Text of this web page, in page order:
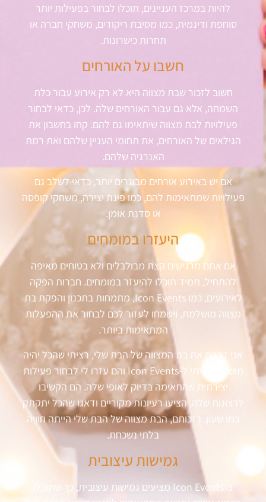
להיות במרכז העניינים, תוכלו לבחור בפעילות יותר
סוחפת ודינמית, כמו מסיבת ריקודים, משחקי חברה או
תחרות כישרונות.
חשבו על האורחים
חשוב לזכור שבת מצווה היא לא רק אירוע עבור כלת
השמחה, אלא גם עבור האורחים שלה. לכן, כדאי לבחור
פעילויות לבת מצווה שיתאימו גם להם. קחו בחשבון את
הגילאים של האורחים, את תחומי העניין שלהם ואת רמת
האנרגיה שלהם.
אם יש באירוע אורחים מבוגרים יותר, כדאי לשלב גם
פעילויות שמתאימות להם, כמו פינת יצירה, משחקי קופסה
או סדנת אומן.
היעזרו במומחים
אם אתם מרגישים קצת מבולבלים ולא בטוחים מאיפה
להתחיל, תמיד תוכלו להיעזר במומחים. חברות הפקה
לאירועים, כמו Icon Events, מתמחות בתכנון והפקת בת
מצווה מושלמת, וישמחו לעזור לכם לבחור את ההפעלות
המתאימות ביותר.
אני זוכרת את בת המצווה של הבת שלי, רציתי שהכל יהיה
מושלם! פניתי ל-Icon Events והם עזרו לי לבחור פעילות
יצירתית שהתאימה בדיוק לאופי שלה. הם הקשיבו
לרצונות שלה, הציעו רעיונות מקוריים ודאגו שהכל יתקתק
כמו שעון. בזכותם, הבת מצווה של הבת שלי הייתה חוויה
בלתי נשכחת.
גמישות עיצובית
ב-Icon Events מציעים גמישות עיצובית, כך שתוכלו